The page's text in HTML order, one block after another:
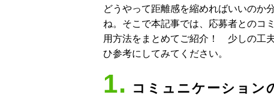
どうやって距離感を縮めればいいのか
ね。そこで本記事では、応募者とのコ
用方法をまとめてご紹介！ 少しの工
ひ参考にしてみてください。
1. コミュニケーション